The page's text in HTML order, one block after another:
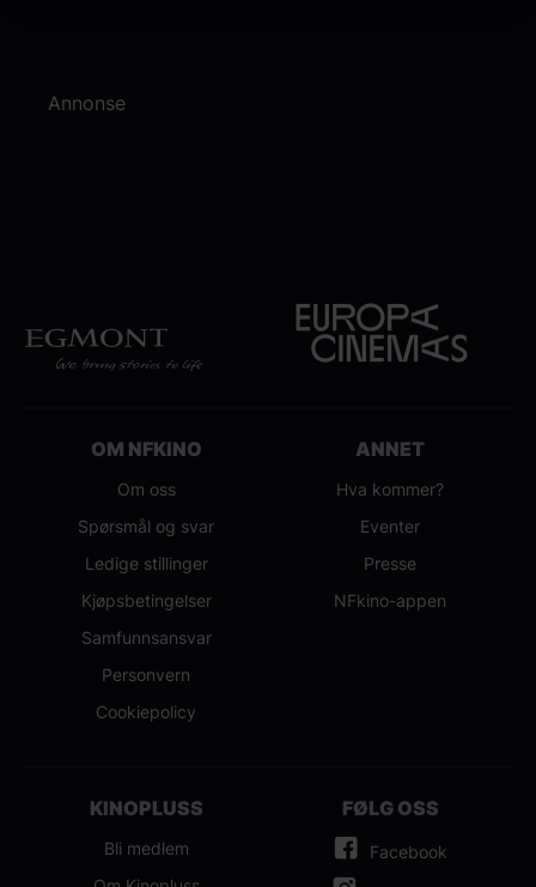
Annonse
OM NFKINO
Om oss
Spørsmål og svar
Ledige stillinger
Kjøpsbetingelser
Samfunnsansvar
Personvern
Cookiepolicy
ANNET
Hva kommer?
Eventer
Presse
NFkino-appen
KINOPLUSS
Bli medlem
FØLG OSS
Facebook